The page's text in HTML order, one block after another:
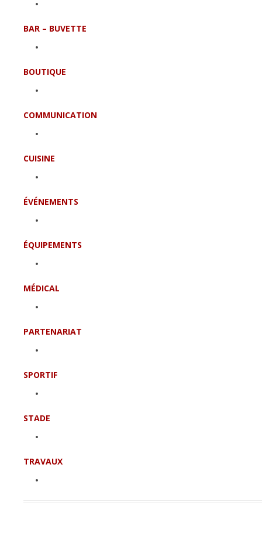
BAR – BUVETTE
BOUTIQUE
COMMUNICATION
CUISINE
ÉVÉNEMENTS
ÉQUIPEMENTS
MÉDICAL
PARTENARIAT
SPORTIF
STADE
TRAVAUX